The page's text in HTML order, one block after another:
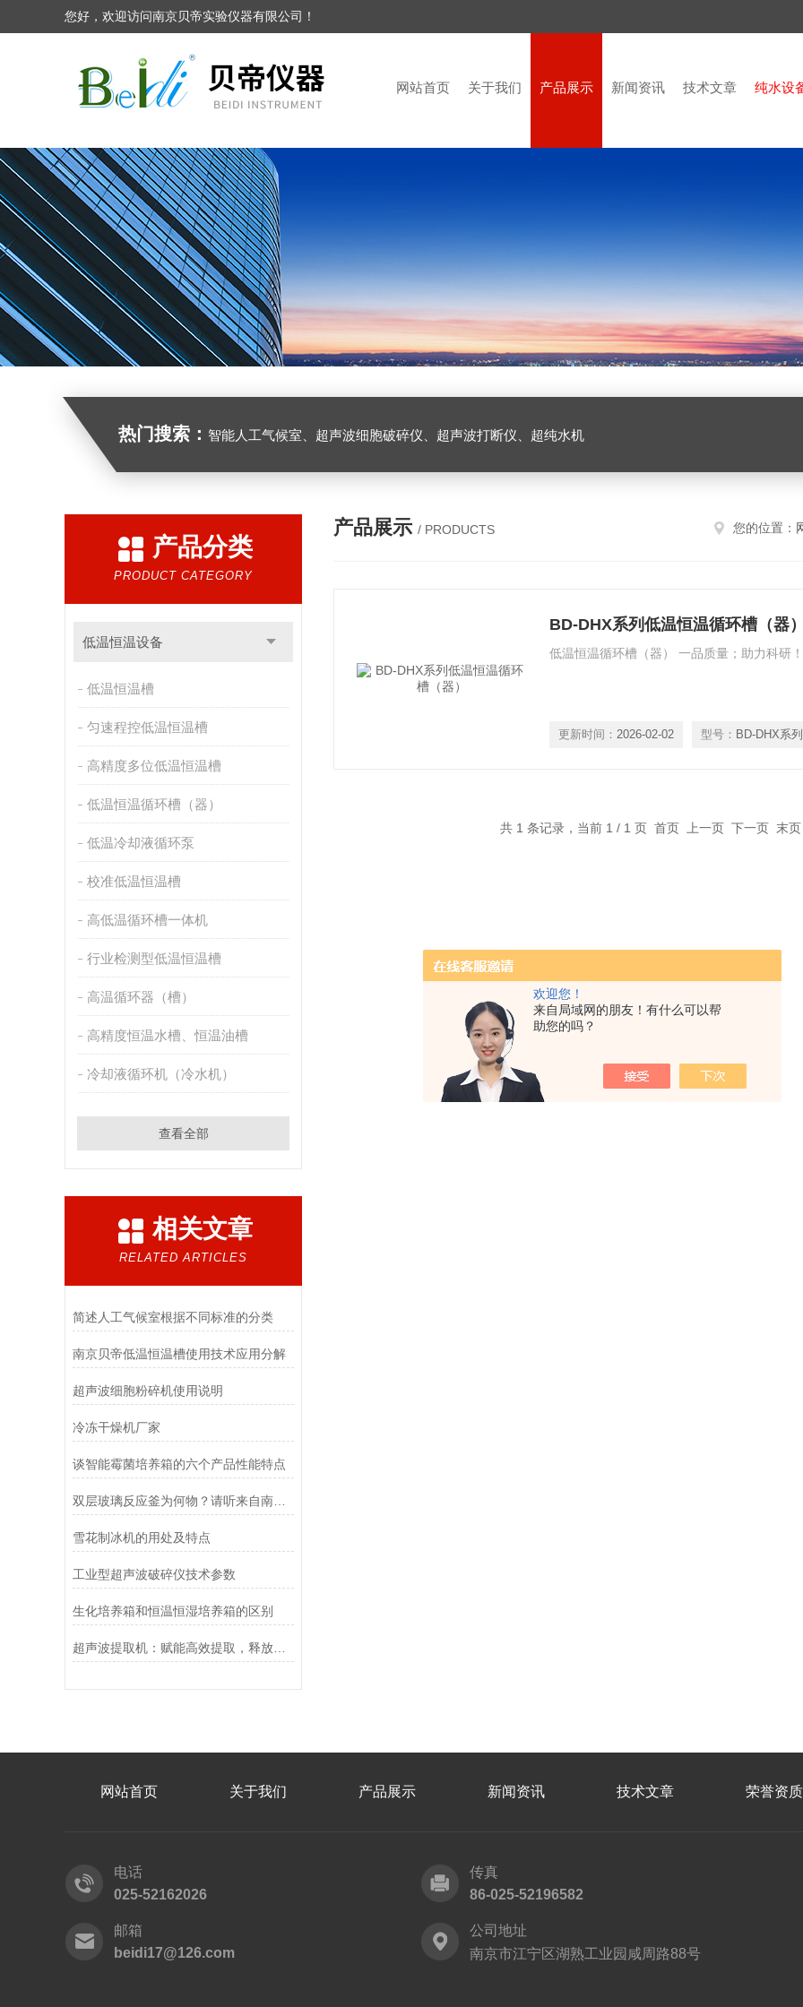
欢迎您！
来自局域网的朋友！有什么可以帮
助您的吗？
您好，欢迎访问南京贝帝实验仪器有限公司！
网站首页 关于我们 产品展示 新闻资讯 技术文章 纯水设
热门搜索： 智能人工气候室、超声波细胞破碎仪、超声波打断仪、超纯水机
产品分类
PRODUCT CATEGORY
低温恒温设备
低温恒温槽
匀速程控低温恒温槽
高精度多位低温恒温槽
低温恒温循环槽（器）
低温冷却液循环泵
校准低温恒温槽
高低温循环槽一体机
行业检测型低温恒温槽
高温循环器（槽）
高精度恒温水槽、恒温油槽
冷却液循环机（冷水机）
查看全部
相关文章
RELATED ARTICLES
简述人工气候室根据不同标准的分类
南京贝帝低温恒温槽使用技术应用分解
超声波细胞粉碎机使用说明
冷冻干燥机厂家
谈智能霉菌培养箱的六个产品性能特点
双层玻璃反应釜为何物？请听来自南京贝帝的详解
雪花制冰机的用处及特点
工业型超声波破碎仪技术参数
生化培养箱和恒温恒湿培养箱的区别
超声波提取机：赋能高效提取，释放天然产物的核心价值
产品展示 / PRODUCTS 您的位置：
BD-DHX系列低温恒温循环槽（器）
低温恒温循环槽（器） 一品质量；助力科研！
更新时间： 2026-02-02 型号： BD-DHX系列
共 1 条记录，当前 1 / 1 页 首页 上一页 下一页 末
网站首页 关于我们 产品展示 新闻资讯 技术文章 荣誉资质
电话
025-52162026
传真
86-025-52196582
邮箱
beidi17@126.com
公司地址
南京市江宁区湖熟工业园咸周路88号